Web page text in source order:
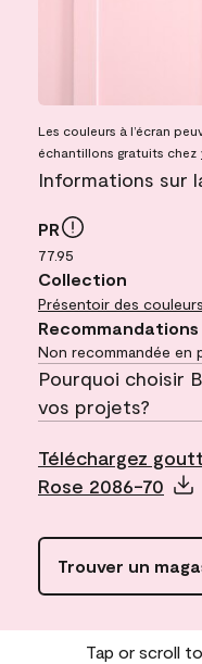
Les couleurs à l’écran
échantillons gratuits chez
Informations sur
PR
77.95
Collection
Présentoir des couleurs
Recommandations
Non recommandée en
Pourquoi choisir
vos projets?
Téléchargez
Rose 2086-70
Trouver un
Tap or scroll